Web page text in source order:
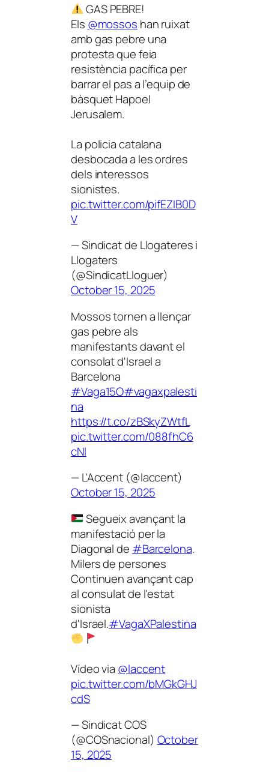
GAS PEBRE!
Els @mossos han ruixat
amb gas pebre una
protesta que feia
resistència pacífica per
barrar el pas a l’equip de
bàsquet Hapoel
Jerusalem.
La policia catalana
desbocada a les ordres
dels interessos
sionistes.
pic.twitter.com/pifEZIB0D
V
— Sindicat de Llogateres i
Llogaters
(@SindicatLloguer)
October 15, 2025
Mossos tornen a llençar
gas pebre als
manifestants davant el
consolat d'Israel a
Barcelona
#Vaga15O#vagaxpalesti
na
https://t.co/zBSkyZWtfL
pic.twitter.com/088fhC6
cNl
— L'Accent (@laccent)
October 15, 2025
Segueix avançant la
manifestació per la
Diagonal de #Barcelona.
Milers de persones
Continuen avançant cap
al consulat de l'estat
sionista
d'Israel.#VagaXPalestina
Vídeo via @laccent
pic.twitter.com/bMGkGHJ
cdS
— Sindicat COS
(@COSnacional) October
15, 2025